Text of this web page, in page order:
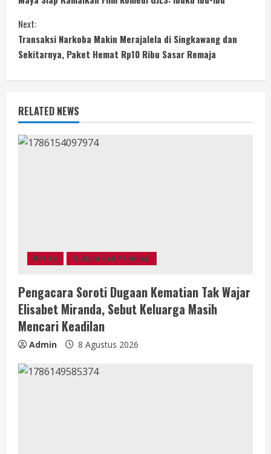
n
t
i
n
u
e
i
n
g
Next:
Transaksi Narkoba Makin Merajalela di Singkawang dan
Sekitarnya, Paket Hemat Rp10 Ribu Sasar Remaja
RELATED NEWS
Berita Hukum dan Kriminal
Pengacara Soroti Dugaan Kematian Tak Wajar
Elisabet Miranda, Sebut Keluarga Masih
Mencari Keadilan
Admin 8 Agustus 2026